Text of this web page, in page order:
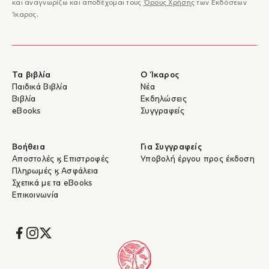
και αναγνωρίζω και αποδέχομαι τους Όρους Χρήσης των Εκδόσεων
Ίκαρος.
Τα βιβλία
Παιδικά Βιβλία
Βιβλία
eBooks
Ο Ίκαρος
Νέα
Εκδηλώσεις
Συγγραφείς
Βοήθεια
Αποστολές & Επιστροφές
Πληρωμές & Ασφάλεια
Σχετικά με τα eBooks
Επικοινωνία
Για Συγγραφείς
Υποβολή έργου προς έκδοση
Socials